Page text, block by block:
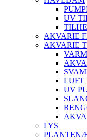
UV
AKVARIE
AKVARIE
LUFT
UV
LYS